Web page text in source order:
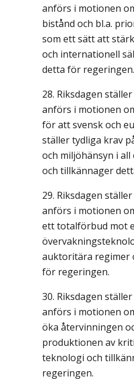
anförs i motionen
bistånd och bl.a.
som ett sätt att
och internationell
detta för regeringen.
Riksdagen
anförs i motionen
för att svensk och
ställer tydliga krav
och miljöhänsyn i
och tillkännager
Riksdagen
anförs i motionen
ett totalförbud mot
auktoritära regimer
för regeringen.
Riksdagen
anförs i motionen
öka återvinningen
produktionen av
teknologi och
regeringen.